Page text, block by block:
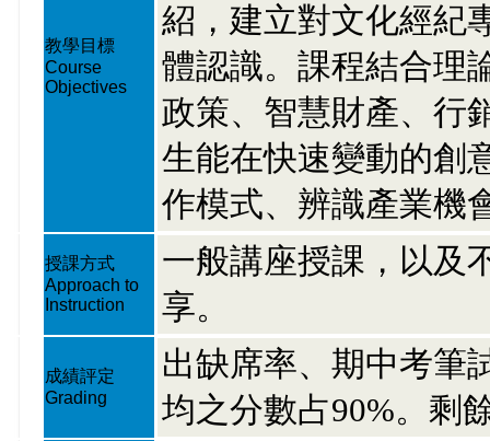
教學目標
Course
Objectives
紹，建立對文化經紀
體認識。課程結合理
政策、智慧財產、行
生能在快速變動的創
作模式、辨識產業機
授課方式
Approach to
Instruction
一般講座授課，以及
享。
成績評定
Grading
出缺席率、期中考筆
均之分數占90%。剩